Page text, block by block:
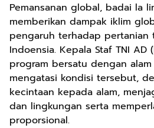
Pemansanan global, badai la
memberikan dampak iklim
pengaruh terhadap pertanian
Indoensia. Kepala Staf TNI AD
program bersatu dengan
mengatasi kondisi tersebut,
kecintaan kepada alam,
dan lingkungan serta
proporsional.